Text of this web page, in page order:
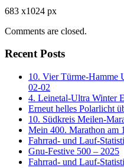
683 x1024 px
Comments are closed.
Recent Posts
10. Vier Türme-Hamme
02-02
4. Leinetal-Ultra Winter
Erneut helles Polarlicht
10. Südkreis Meilen-
Mein 400. Marathon am
Fahrrad- und Lauf-
Gnu-Festive 500 – 2025
Fahrrad- und Lauf-